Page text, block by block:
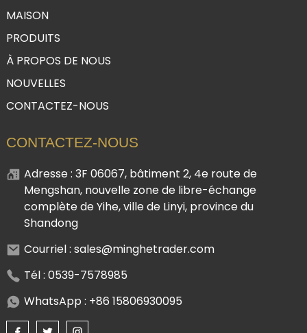
MAISON
PRODUITS
À PROPOS DE NOUS
NOUVELLES
CONTACTEZ-NOUS
CONTACTEZ-NOUS
Adresse : 3F 06067, bâtiment 2, 4e route de
Mengshan, nouvelle zone de libre-échange
complète de Yihe, ville de Linyi, province du
Shandong
Courriel : sales@minghetrader.com
Tél : 0539-7578985
WhatsApp : +86 15806930095